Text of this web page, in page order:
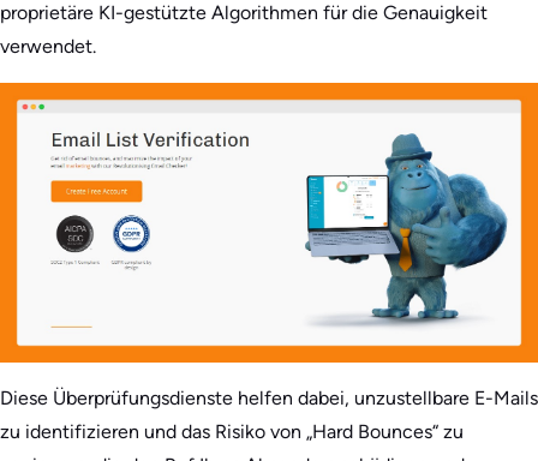
proprietäre KI-gestützte Algorithmen für die Genauigkeit
verwendet.
Diese Überprüfungsdienste helfen dabei, unzustellbare E-Mails
zu identifizieren und das Risiko von „Hard Bounces“ zu